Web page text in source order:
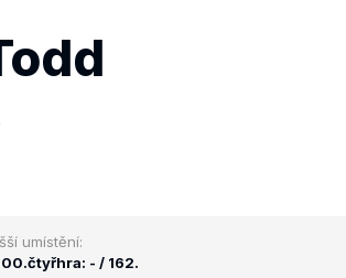
umístění:
čtyřhra: - / 162.